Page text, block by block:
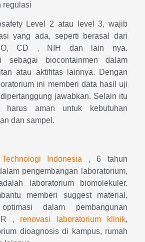
regulasi
Level 2 atau level 3, wajib
yang ada, seperti berasal dari
CD , NIH dan lain nya.
sebagai biocontainmen dalam
atau aktifitas lainnya. Dengan
ini memberi data hasil uji
jawabkan. Selain itu
harus aman untuk kebutuhan
dan sampel.
Indonesia , 6 tahun
pengembangan laboratorium,
laboratorium biomolekuler.
memberi suggest material,
dalam pembangunan
, renovasi laboratorium klinik,
dioagnosis di kampus, rumah